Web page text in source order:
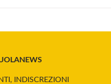
INDISCREZIONI